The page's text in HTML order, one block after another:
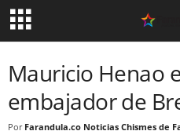
Mauricio Henao
embajador de
Por Farandula.co Noticias Chismes de